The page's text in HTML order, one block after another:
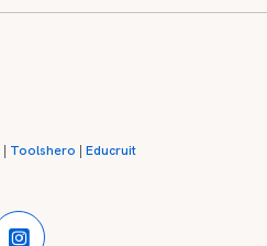
| Toolshero |Educruit